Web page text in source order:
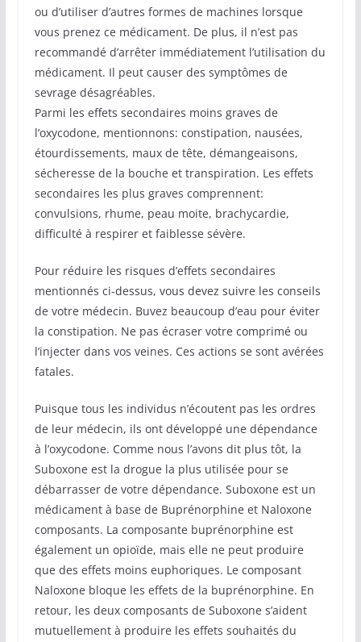
ou d’utiliser d’autres formes de machines lorsque
vous prenez ce médicament. De plus, il n’est pas
recommandé d’arrêter immédiatement l’utilisation du
médicament. Il peut causer des symptômes de
sevrage désagréables.
Parmi les effets secondaires moins graves de
l’oxycodone, mentionnons: constipation, nausées,
étourdissements, maux de tête, démangeaisons,
sécheresse de la bouche et transpiration. Les effets
secondaires les plus graves comprennent:
convulsions, rhume, peau moite, brachycardie,
difficulté à respirer et faiblesse sévère.
Pour réduire les risques d’effets secondaires
mentionnés ci-dessus, vous devez suivre les conseils
de votre médecin. Buvez beaucoup d’eau pour éviter
la constipation. Ne pas écraser votre comprimé ou
l’injecter dans vos veines. Ces actions se sont avérées
fatales.
Puisque tous les individus n’écoutent pas les ordres
de leur médecin, ils ont développé une dépendance
à l’oxycodone. Comme nous l’avons dit plus tôt, la
Suboxone est la drogue la plus utilisée pour se
débarrasser de votre dépendance. Suboxone est un
médicament à base de Buprénorphine et Naloxone
composants. La composante buprénorphine est
également un opioïde, mais elle ne peut produire
que des effets moins euphoriques. Le composant
Naloxone bloque les effets de la buprénorphine. En
retour, les deux composants de Suboxone s’aident
mutuellement à produire les effets souhaités du